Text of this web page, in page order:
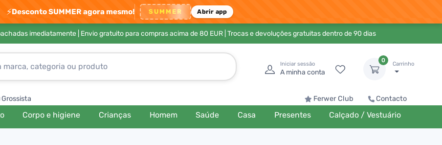
⚡Desconto SUMMER agora mesmo! SUMMER Abrir app
imediatamente | Envio gratuito para compras acima de 80 EUR| Trocas e devoluções gratuitas dentro de 90 dias
Iniciar sessão
A minha conta
0
Carrinho
Grossista Ferwer Club Contacto
Corpo e higiene Crianças Homem Saúde Casa Presentes Calçado / Vestuário